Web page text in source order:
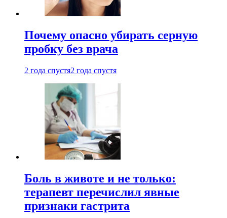
Почему опасно убирать серную
пробку без врача
2 года спустя2 года спустя
Боль в животе и не только:
терапевт перечислил явные
признаки гастрита